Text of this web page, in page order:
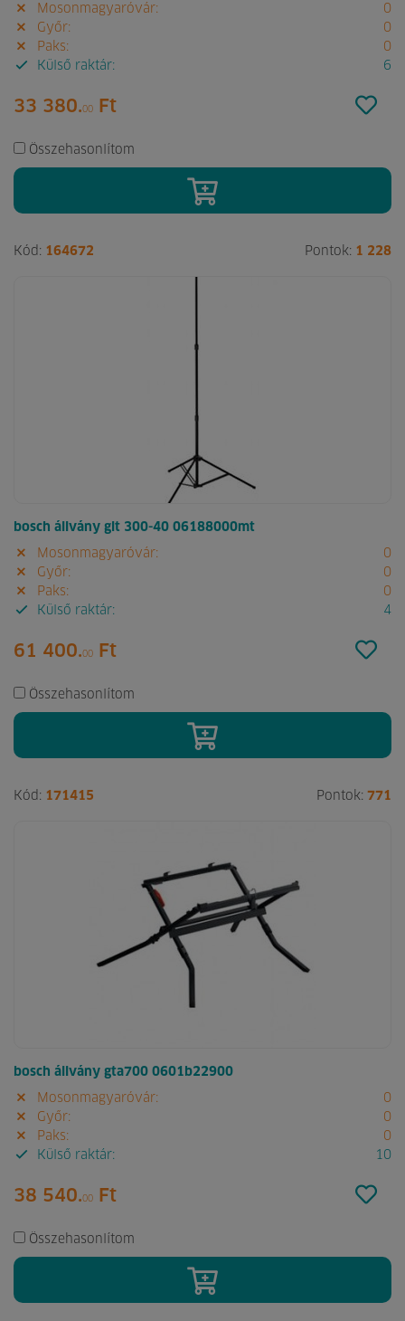
Mosonmagyaróvár:
0
Győr:
0
Paks:
0
Külső raktár:
6
33 380.00 Ft
Összehasonlítom
Kód: 164672 Pontok: 1 228
bosch állvány glt 300-40 06188000mt
Mosonmagyaróvár:
0
Győr:
0
Paks:
0
Külső raktár:
4
61 400.00 Ft
Összehasonlítom
Kód: 171415 Pontok: 771
bosch állvány gta700 0601b22900
Mosonmagyaróvár:
0
Győr:
0
Paks:
0
Külső raktár:
10
38 540.00 Ft
Összehasonlítom